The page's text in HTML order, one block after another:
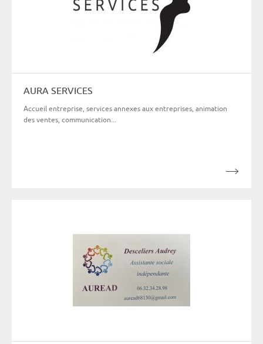
AURA SERVICES
Accueil entreprise, services annexes aux entreprises, animation
des ventes, communication...